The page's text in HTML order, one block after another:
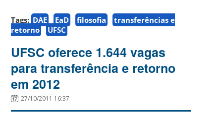
Tags: DAE EaD filosofia
transferências e
retorno
UFSC
UFSC oferece 1.644 vagas
para transferência e retorno
em 2012
27/10/2011 16:37